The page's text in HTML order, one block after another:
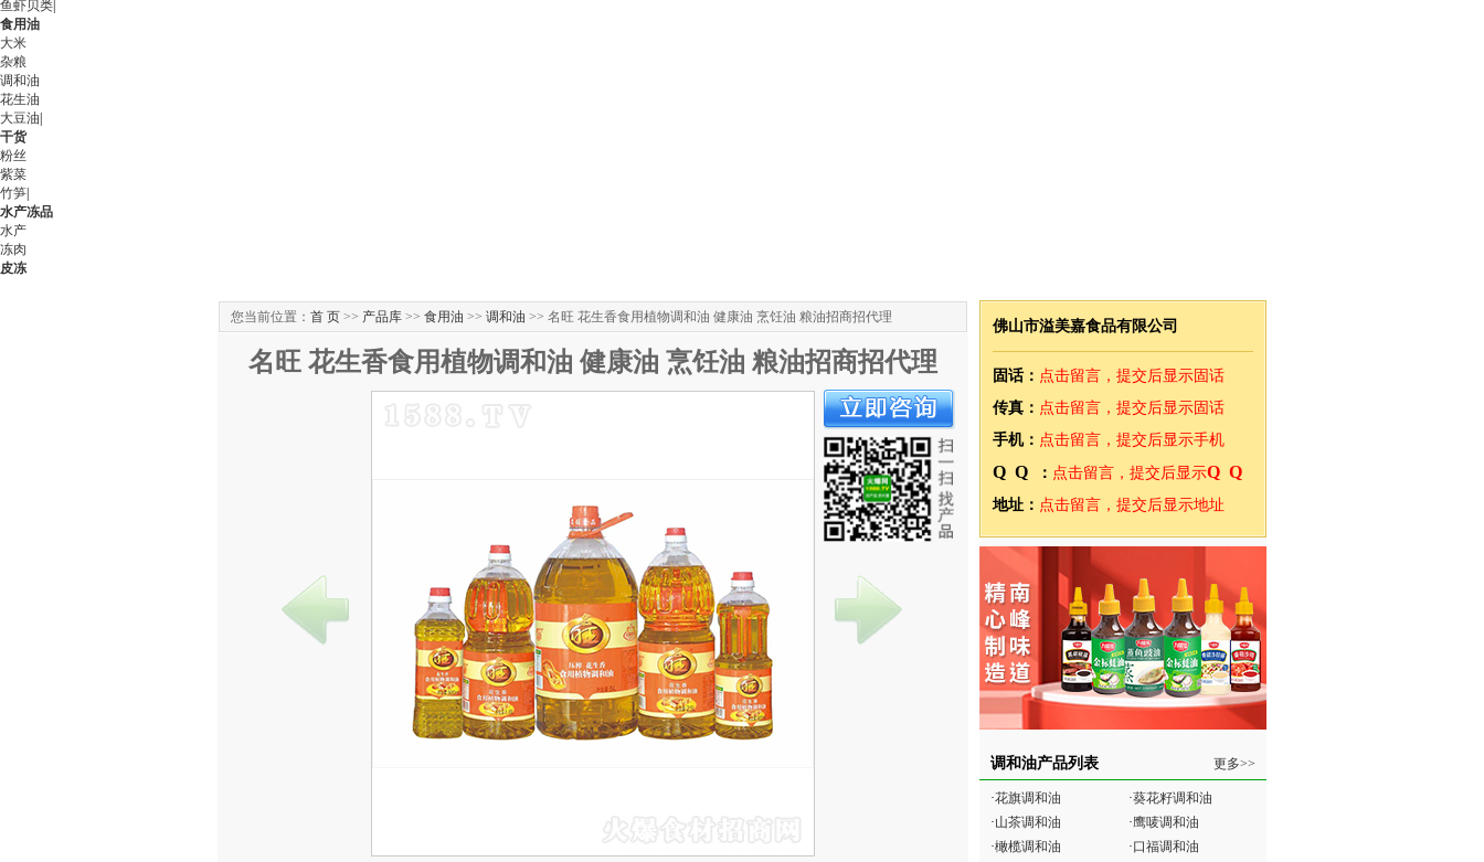
鱼虾贝类
食用油
大米
杂粮
调和油
花生油
大豆油
干货
粉丝
紫菜
竹笋
水产冻品
水产
冻肉
皮冻
您当前位置： 首 页 >> 产品库 >> 食用油 >> 调和油 >> 名旺 花生香食用植物调和油 健康油 烹饪油 粮油招商招代理
名旺 花生香食用植物调和油 健康油 烹饪油 粮油招商招代理
佛山市溢美嘉食品有限公司
固话： 点击留言，提交后显示固话
传真： 点击留言，提交后显示固话
手机： 点击留言，提交后显示手机
QQ ： 点击留言，提交后显示QQ
地址： 点击留言，提交后显示地址
调和油产品列表 更多>>
·花旗调和油 ·葵花籽调和油
·山茶调和油 ·鹰唛调和油
·橄榄调和油 ·口福调和油